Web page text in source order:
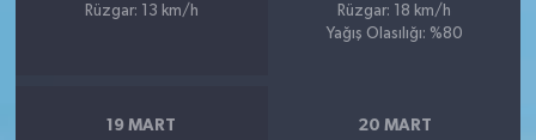
Rüzgar: 13 km/h
Rüzgar: 18 km/h
Yağış Olasılığı: %80
19 MART 20 MART